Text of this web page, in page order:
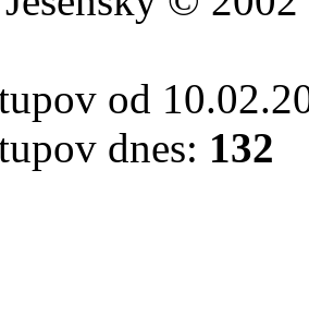
od
dnes: 132